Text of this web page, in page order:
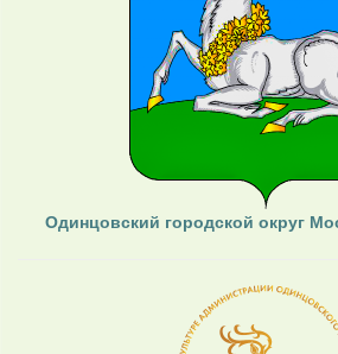
Одинцовский городской округ